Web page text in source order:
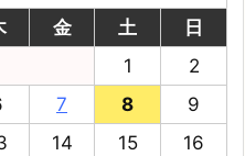
金 土
日
1
2
7 8
9
14 15
16